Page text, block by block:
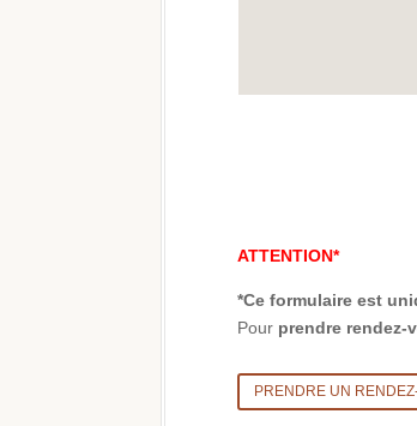
ATTENTION*
*Ce formulaire est
Pour prendre rendez-
PRENDRE UN